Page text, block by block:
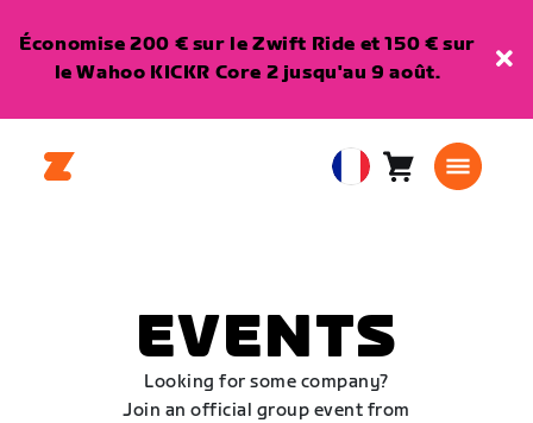
Économise 200 € sur le Zwift Ride et 150 € sur
le Wahoo KICKR Core 2 jusqu'au 9 août.
EuropeanPanier0
EVENTS
Looking for some company?
Join an official group event from